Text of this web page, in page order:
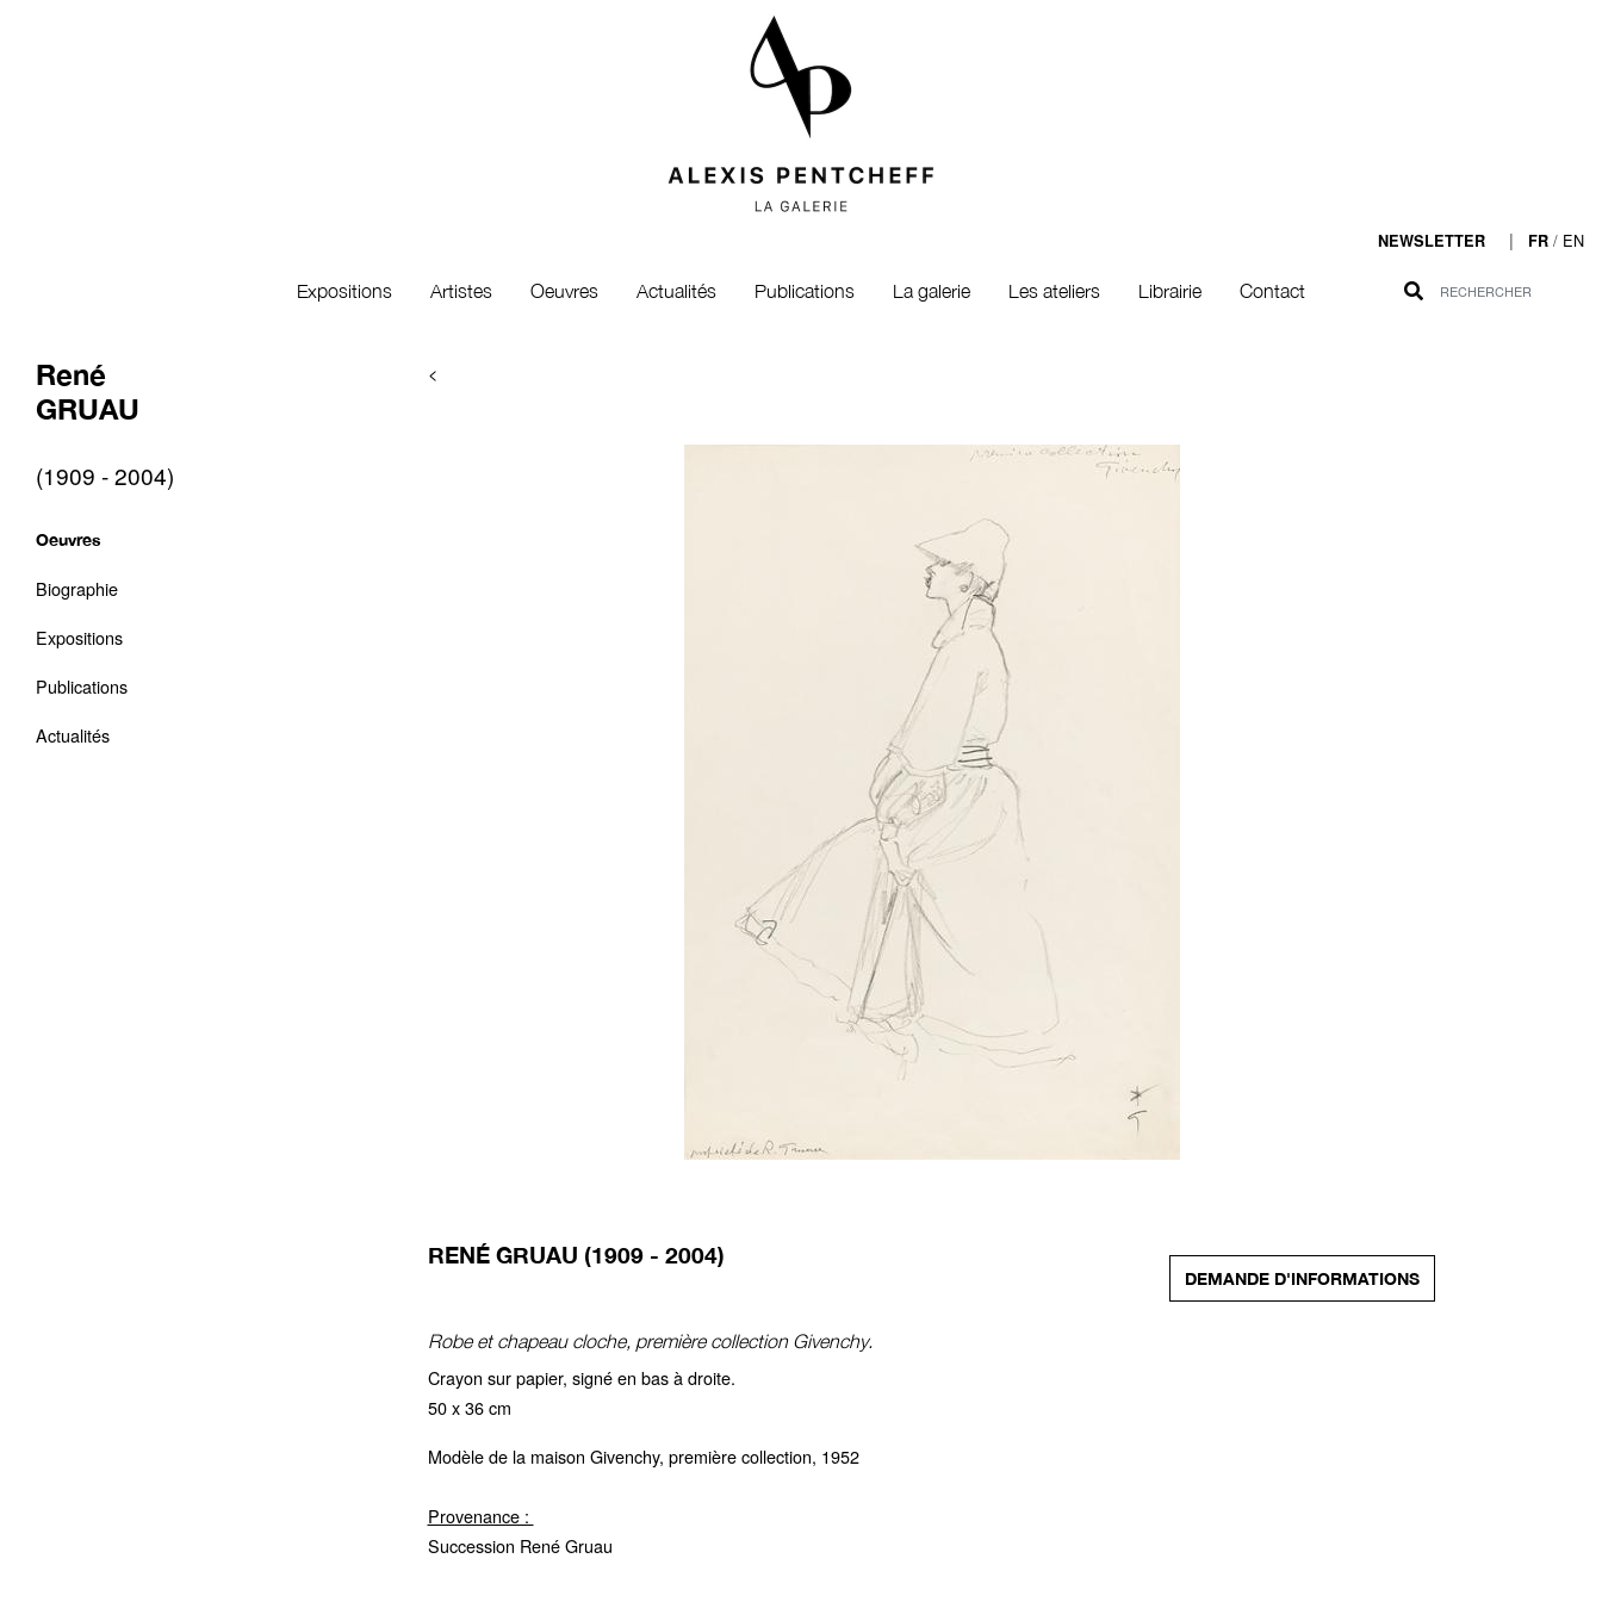
NEWSLETTER | FR / EN
Expositions Artistes Oeuvres Actualités Publications La galerie Les ateliers Librairie Contact
René
GRUAU
(1909 - 2004)
Oeuvres
Biographie
Expositions
Publications
Actualités
<
RENÉ GRUAU (1909 - 2004)
DEMANDE D'INFORMATIONS
Robe et chapeau cloche, première collection Givenchy.
Crayon sur papier, signé en bas à droite.
50 x 36 cm
Modèle de la maison Givenchy, première collection, 1952
Provenance :
Succession René Gruau